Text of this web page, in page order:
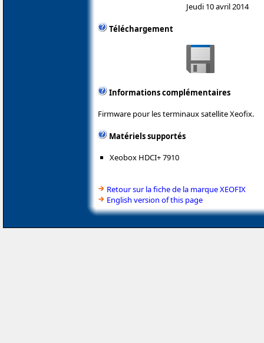
Jeudi 10 avril 2014
Téléchargement
Informations complémentaires
Firmware pour les terminaux satellite Xeofix.
Matériels supportés
Xeobox HDCI+ 7910
Retour sur la fiche de la marque XEOFIX
English version of this page